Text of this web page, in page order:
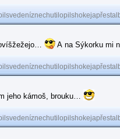
A na Sýkorku mi
jeho kámoš, brouku…